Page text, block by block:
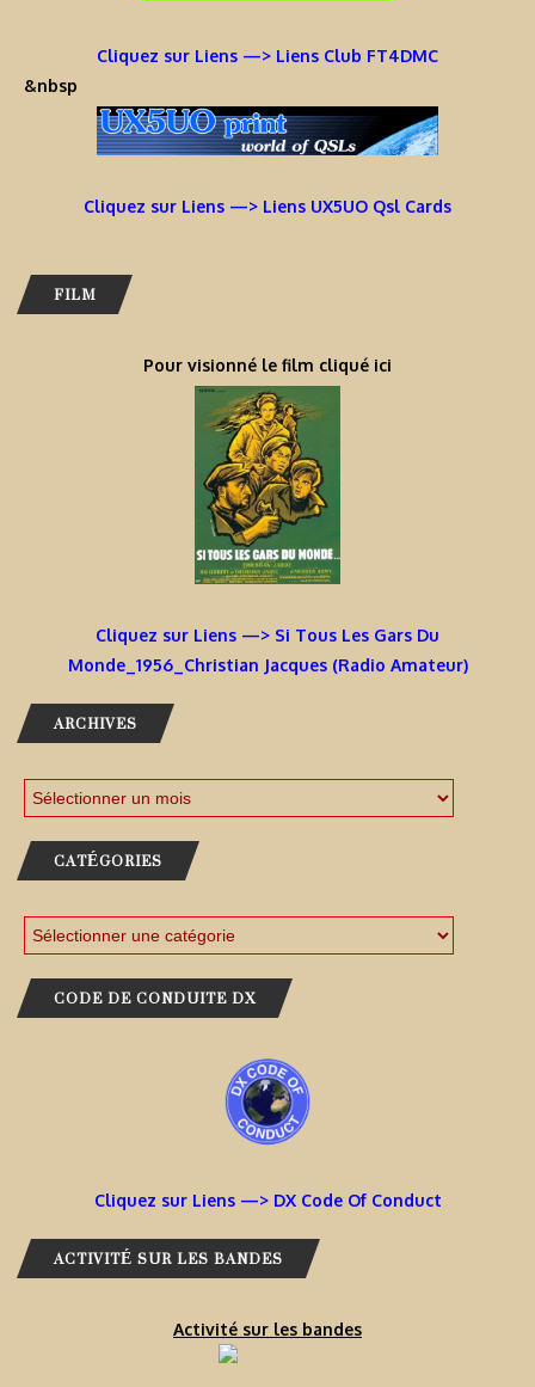
Cliquez sur Liens —> Liens Club FT4DMC
&nbsp
Cliquez sur Liens —> Liens UX5UO Qsl Cards
FILM
Pour visionné le film cliqué ici
Cliquez sur Liens —> Si Tous Les Gars Du
Monde_1956_Christian Jacques (Radio Amateur)
ARCHIVES
CATÉGORIES
CODE DE CONDUITE DX
Cliquez sur Liens —> DX Code Of Conduct
ACTIVITÉ SUR LES BANDES
Activité sur les bandes